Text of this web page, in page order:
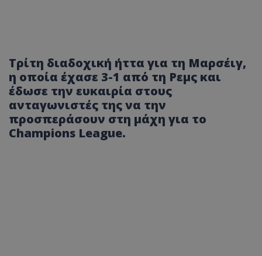
Τρίτη διαδοχική ήττα για τη Μαρσέιγ,
η οποία έχασε 3-1 από τη Ρεμς και
έδωσε την ευκαιρία στους
ανταγωνιστές της να την
προσπεράσουν στη μάχη για το
Champions League.